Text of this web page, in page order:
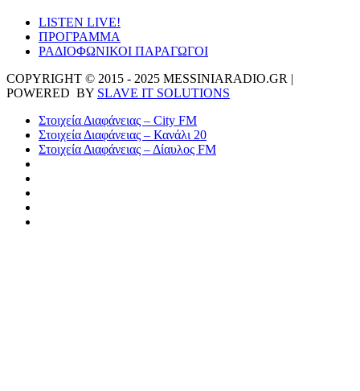
LISTEN LIVE!
ΠΡΟΓΡΑΜΜΑ
ΡΑΔΙΟΦΩΝΙΚΟΙ ΠΑΡΑΓΩΓΟΙ
COPYRIGHT © 2015 - 2025 MESSINIARADIO.GR |
POWERED BY SLAVE IT SOLUTIONS
Στοιχεία Διαφάνειας – City FM
Στοιχεία Διαφάνειας – Κανάλι 20
Στοιχεία Διαφάνειας – Δίαυλος FM